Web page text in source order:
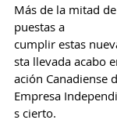
Más de la mitad
puestas a
cumplir estas
sta llevada acabo
ación Canadiense
Empresa
s cierto.